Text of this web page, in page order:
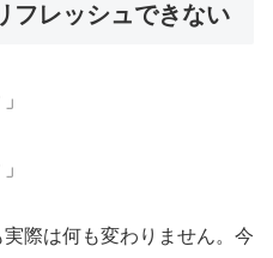
フレッシュできない
際は何も変わりません。今